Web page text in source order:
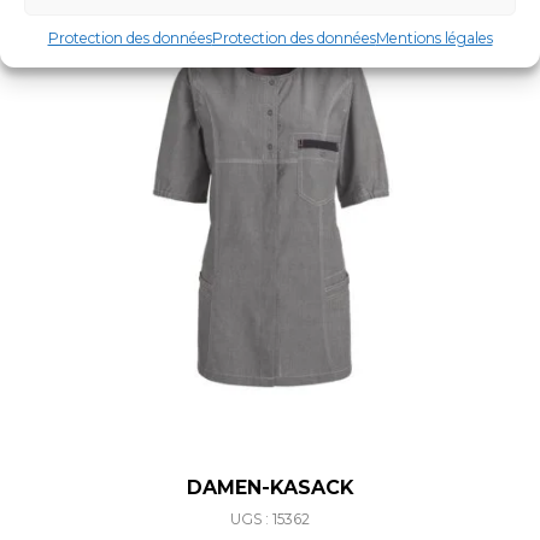
Protection des donnéesProtection des donnéesMentions légales
DAMEN-KASACK
UGS : 15362